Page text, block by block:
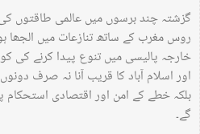
گزشتہ چند برسوں میں عالمی طاقتوں
روس مغرب کے ساتھ تنازعات میں الجھا
خارجہ پالیسی میں تنوع پیدا کرنے کی
اور اسلام آباد کا قریب آنا نہ صرف
بلکہ خطے کے امن اور اقتصادی استحکام
گے۔